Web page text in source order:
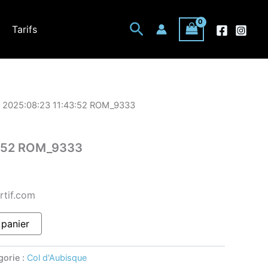
Tarifs Rechercher
2025:08:23 11:43:52 ROM_9333
ROM_9333
: Col d'Aubisque